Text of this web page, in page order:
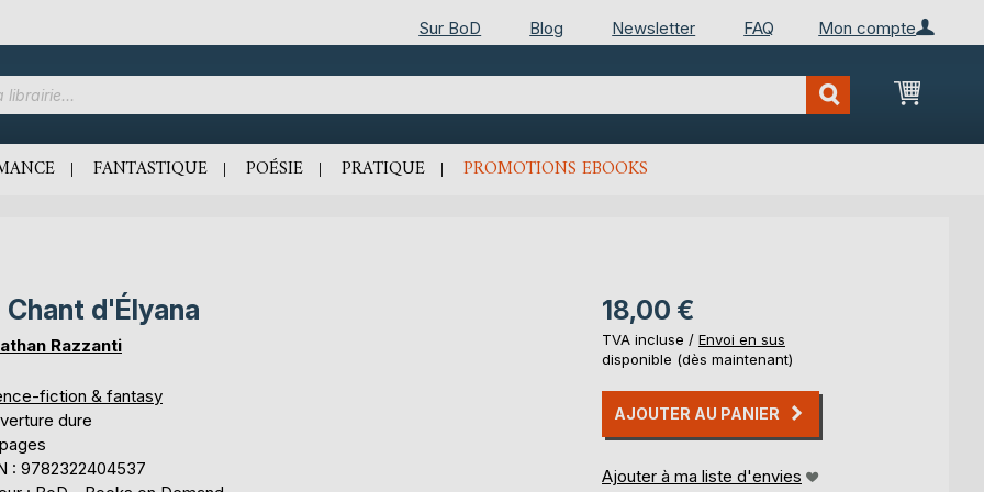
Mon compte
Sur BoD Blog Newsletter FAQ
Mon
FANTASTIQUE POÉSIE PRATIQUE PROMOTIONS EBOOKS
Chant d'Élyana
Razzanti
fiction & fantasy
dure
: 9782322404537
18,00 €
TVA incluse / Envoi en sus
disponible (dès maintenant)
AJOUTER AU PANIER
Ajouter à ma liste d'envies